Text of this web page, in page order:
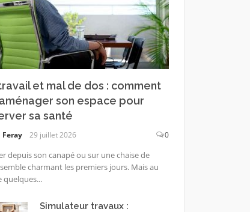
et mal de dos : comment
son espace pour
sa santé
29 juillet 2026 0
depuis son canapé ou sur une chaise de
charmant les premiers jours. Mais au
quelques...
Simulateur travaux :